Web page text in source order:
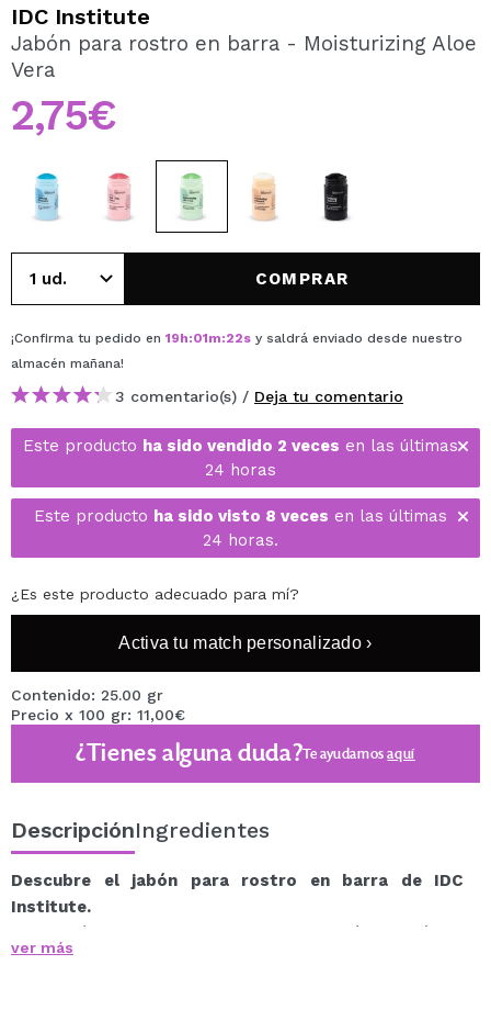
Al crear una cuenta en Maquillalia.com podrás realizar
tus compras rápidamente, revisar el estado de tus
CREAR CUENTA
IDC Institute
Jabón para rostro en barra - Moisturizing Aloe
Vera
2,75€
COMPRAR
¡Confirma tu pedido en 19h:01m:22s y saldrá enviado desde nuestro
almacén mañana!
3 comentario(s) / Deja tu comentario
Este producto ha sido vendido 2 veces en las últimas
24 horas
Este producto ha sido visto 8 veces en las últimas
24 horas.
¿Es este producto adecuado para mí?
Activa tu match personalizado ›
Contenido: 25.00 gr
Precio x 100 gr: 11,00€
¿Tienes alguna duda?Te ayudamosaquí
DescripciónIngredientes
Descubre el jabón para rostro en barra de IDC
Institute.
Este jabón en barra hace que su aplicación sea fácil y
cómodo, perfecto para aplicar en zonas específicas
ver más